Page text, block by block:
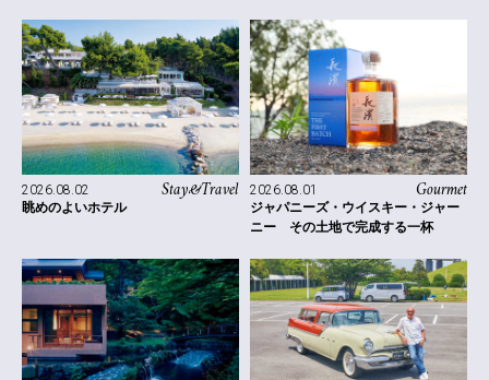
Stay&Travel
2026.08.02
眺めのよいホテル
Gourmet
2026.08.01
ジャパニーズ・ウイスキー・ジャー
ニー その土地で完成する一杯